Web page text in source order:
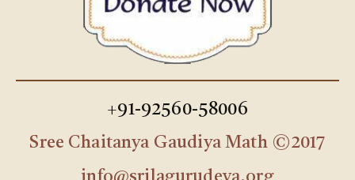
+91-92560-58006
Sree Chaitanya Gaudiya Math ©2017